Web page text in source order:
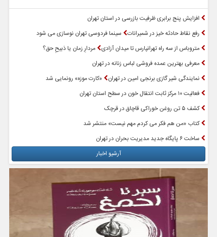
افزایش پنج برابری ظرفیت بازرسی در استان تهران
رفع نقاط حادثه خیز در شمیرانات
سینما فردوسی تهران نوسازی می شود
متروباس از سه راه تهرانپارس تا میدان آزادی مردارِ زمان یا ذبیحِ حق؟
معرفی بهترین عمده فروشی لباس زنانه در تهران
نمایندگی شیر گازی برنجی امین در تهران
«کارت موزه» رونمایی شد
فعالیت ۱۰ مرکز ثابت انتقال خون در سطح استان تهران
کشف ۵ تن روغن خوراکی قاچاق در قرچک
کتاب «من هم فکر می کردم مهم نیست» منتشر شد
ساخت ۶ پایگاه جدید مدیریت بحران در تهران
آرشیو اخبار